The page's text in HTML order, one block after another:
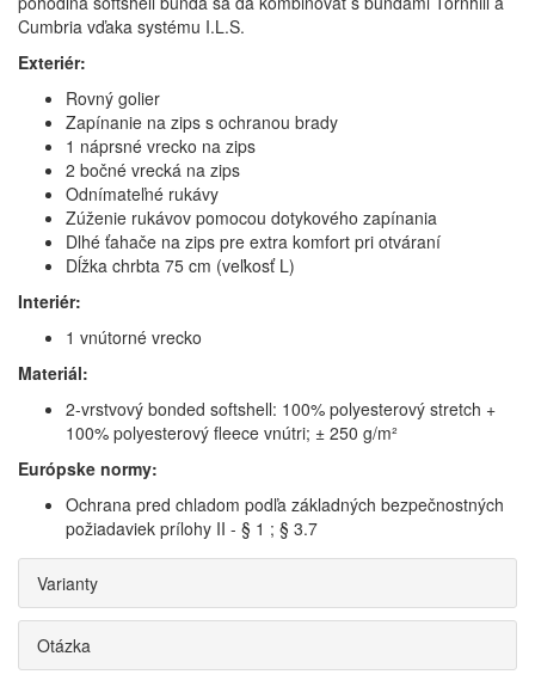
Cumbria vďaka systému I.L.S.
Exteriér:
Rovný golier
Zapínanie na zips s ochranou brady
1 náprsné vrecko na zips
2 bočné vrecká na zips
Odnímateľné rukávy
Zúženie rukávov pomocou dotykového zapínania
Dlhé ťahače na zips pre extra komfort pri otváraní
Dĺžka chrbta 75 cm (veľkosť L)
Interiér:
1 vnútorné vrecko
Materiál:
2-vrstvový bonded softshell: 100% polyesterový stretch +
100% polyesterový fleece vnútri; ± 250 g/m²
Európske normy:
Ochrana pred chladom podľa základných bezpečnostných
požiadaviek prílohy II - § 1 ; § 3.7
Varianty
Otázka